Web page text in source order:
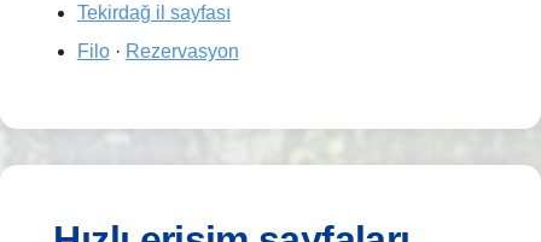
Tekirdağ il sayfası
Filo· Rezervasyon